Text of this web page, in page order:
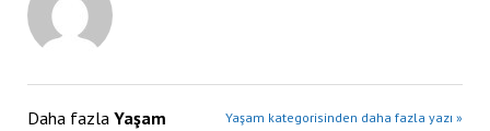
Daha fazla Yaşam Yaşam kategorisinden daha fazla yazı »